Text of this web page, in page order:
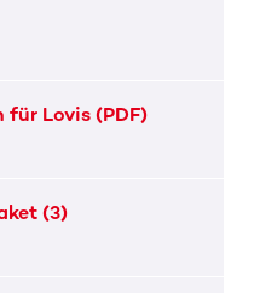
für Lovis (PDF)
(3)